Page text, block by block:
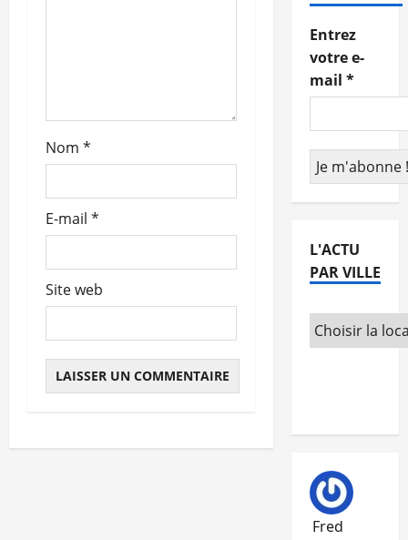
t
c
l
e
Nom *
E-mail *
Site web
Entrez
votre e-
mail *
L'ACTU
PAR VILLE
Fred